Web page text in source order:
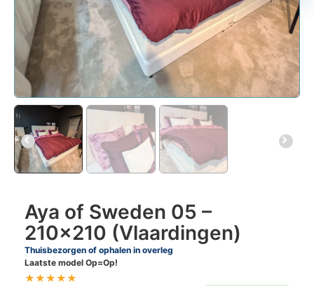
Aya of Sweden 05 –
210×210 (Vlaardingen)
Thuisbezorgen of ophalen in overleg
Laatste model Op=Op!
★★★★★